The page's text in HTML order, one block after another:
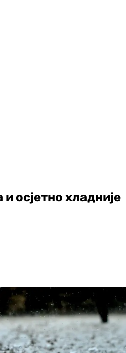
осјетно хладније